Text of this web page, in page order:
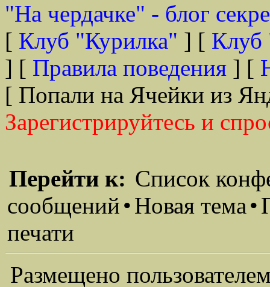
"На чердачке" - блог
[ Клуб "Курилка" ] [ Клуб
] [ Правила поведения ] [
[ Попали на Ячейки из
Зарегистрируйтесь и
Перейти к: Список
сообщений•Новая тема•
печати
Размещено